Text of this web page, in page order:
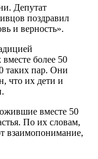
Депутат
поздравил
и верность».
более 50
таких пар. Они
что их дети и
вместе 50
По их словам,
взаимопонимание,